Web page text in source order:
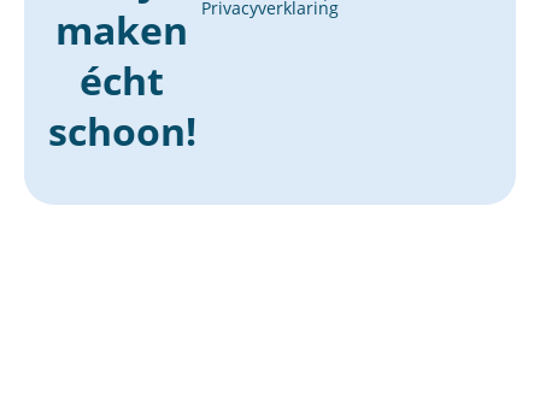
maken
écht
schoon!
Privacyverklaring